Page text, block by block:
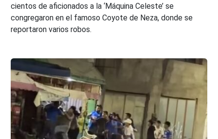
cientos de aficionados a la ‘Máquina Celeste’ se
congregaron en el famoso Coyote de Neza, donde se
reportaron varios robos.